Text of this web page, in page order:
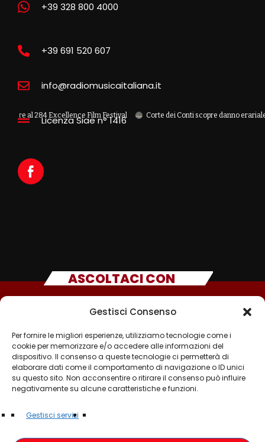
Gestisci Consenso
Per fornire le migliori esperienze, utilizziamo tecnologie come i
cookie per memorizzare e/o accedere alle informazioni del
dispositivo. Il consenso a queste tecnologie ci permetterà di
elaborare dati come il comportamento di navigazione o ID unici
su questo sito. Non acconsentire o ritirare il consenso può influire
negativamente su alcune caratteristiche e funzioni.
Gestisci servizi
Excellence Film Festival Corte dei Conti scopre danno erariale da 600
+39 328 800 4000
+39 691 520 607
info@radiomusicaitaliana.it
Licenza Siae n° 1416
ASCOLTACI CON